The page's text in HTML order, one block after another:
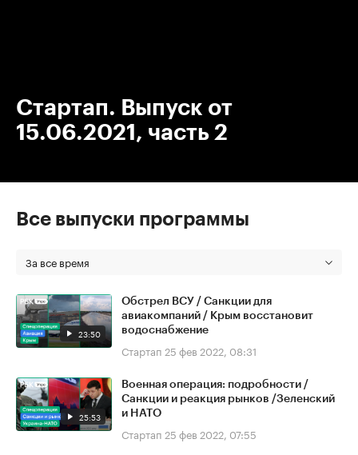
Стартап. Выпуск от
15.06.2021, часть 2
Все выпуски программы
За все время
23:50
Обстрел ВСУ / Санкции для
авиакомпаний / Крым восстановит
водоснабжение
Стартап 25 фев 2022, 08:31
25:53
Военная операция: подробности /
Санкции и реакция рынков /Зеленский
и НАТО
Стартап 25 фев 2022, 07:55